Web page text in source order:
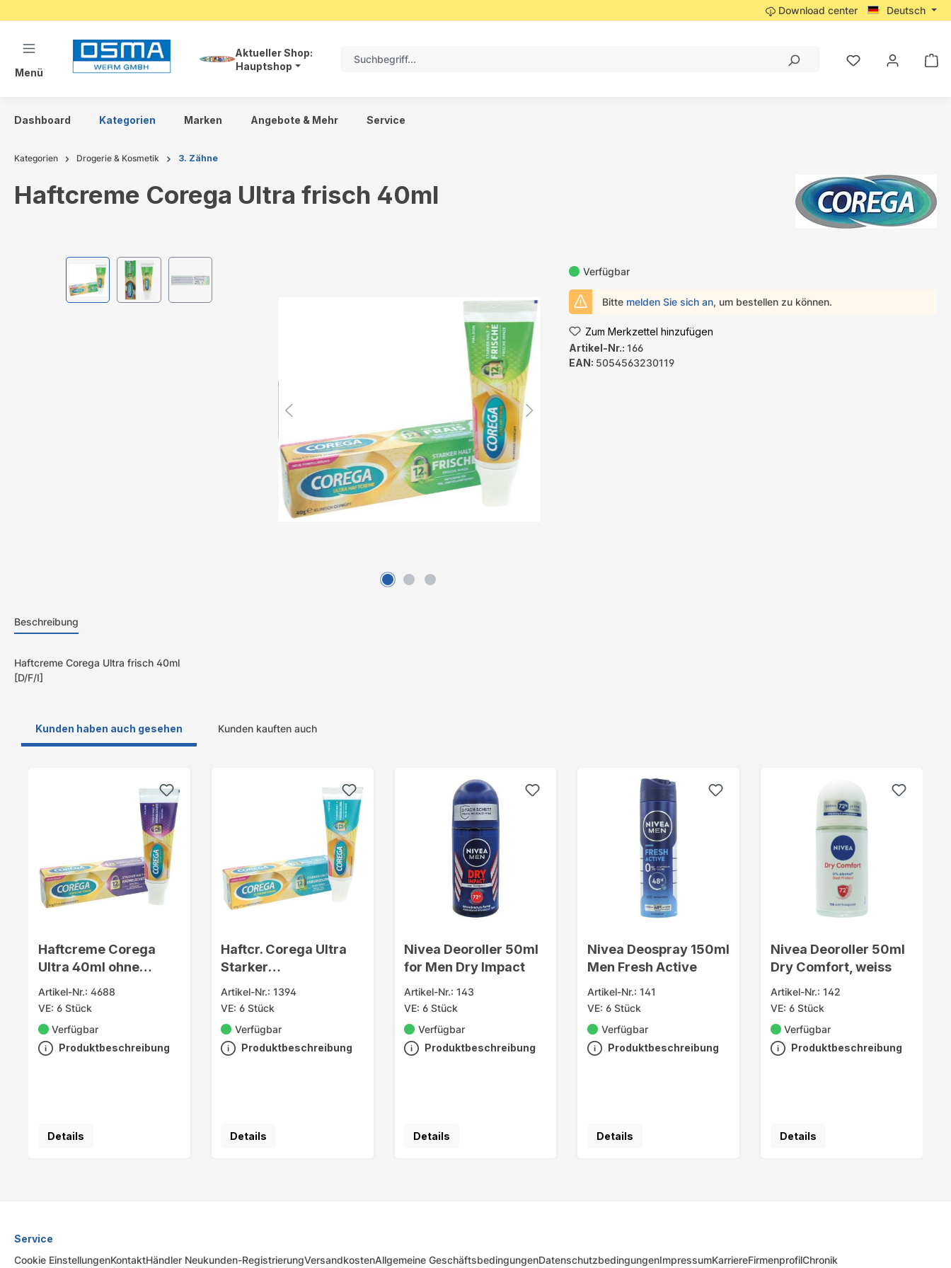
Download center Deutsch
Menü
Aktueller Shop:
Hauptshop
Dashboard Kategorien Marken Angebote & Mehr Service
Kategorien Drogerie & Kosmetik 3. Zähne
Haftcreme Corega Ultra frisch 40ml
Bildergalerie überspringen
Verfügbar
Bitte melden Sie sich an, um bestellen zu können.
Zum Merkzettel hinzufügen
Artikel-Nr.: 166
EAN: 5054563230119
Beschreibung
Haftcreme Corega Ultra frisch 40ml
[D/F/I]
Kunden haben auch gesehen Kunden kauften auch
Haftcreme Corega
Ultra 40ml ohne
Geschmack
Artikel-Nr.: 4688
VE: 6 Stück
Verfügbar
Produktbeschreibung
Details
Haftcr. Corega Ultra
Starker
Halt+Versiegelung
Artikel-Nr.: 1394
VE: 6 Stück
Verfügbar
Produktbeschreibung
Details
Nivea Deoroller 50ml
for Men Dry Impact
Artikel-Nr.: 143
VE: 6 Stück
Verfügbar
Produktbeschreibung
Details
Nivea Deospray 150ml
Men Fresh Active
Artikel-Nr.: 141
VE: 6 Stück
Verfügbar
Produktbeschreibung
Details
Nivea Deoroller 50ml
Dry Comfort, weiss
Artikel-Nr.: 142
VE: 6 Stück
Verfügbar
Produktbeschreibung
Details
Service
Cookie EinstellungenKontaktHändler Neukunden-RegistrierungVersandkostenAllgemeine GeschäftsbedingungenDatenschutzbedingungenImpressumKarriereFirmenprofilChronik